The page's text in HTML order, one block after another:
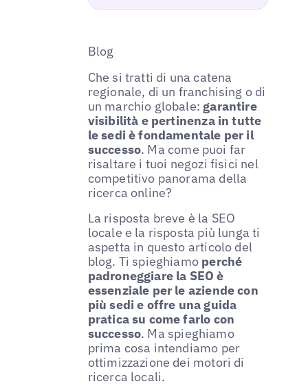
Blog
Che si tratti di una catena
regionale, di un franchising o di
un marchio globale:garantire
visibilità e pertinenza in tutte
le sedi è fondamentale per il
successo. Ma come puoi far
risaltare i tuoi negozi fisici nel
competitivo panorama della
ricerca online?
La risposta breve è la SEO
locale e la risposta più lunga ti
aspetta in questo articolo del
blog. Ti spieghiamo perché
padroneggiare la SEO è
essenziale per le aziende con
più sedi e offre una guida
pratica su come farlo con
successo. Ma spieghiamo
prima cosa intendiamo per
ottimizzazione dei motori di
ricerca locali.